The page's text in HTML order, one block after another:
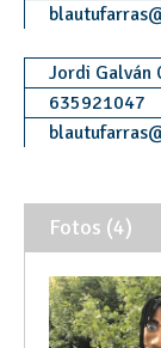
blautufarras
Jordi Galván
635921047
blautufarras
Fotos (4)